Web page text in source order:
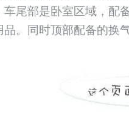
车尾部是卧室区域，配
品。同时顶部配备的换